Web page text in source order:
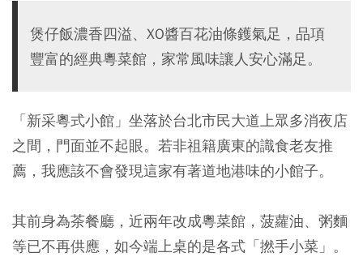
煲仔飯濃香四溢、XO醬百花油條鑊氣足，品項
豐富的經典粵菜館，家常風味讓人安心滿足。
「新采粵式小館」坐落於台北市民大道上眾多消夜店
之間，門面並不起眼。若非祖籍廣東的識食老友推
薦，我應該不會發現這家有著道地港味的小館子。
其前身為茶餐廳，近兩年改成粵菜館，菠蘿油、粥麵
等已不再供應，如今端上桌的是各式「撚手小菜」。